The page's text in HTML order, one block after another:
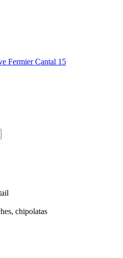
Fermier Cantal 15
chipolatas